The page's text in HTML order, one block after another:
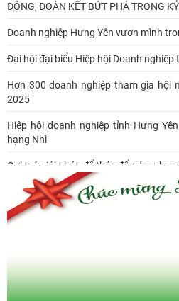
ĐỘNG, ĐOÀN KẾT BỨT PHÁ TRONG
Doanh nghiệp Hưng Yên vươn mình
Đại hội đại biểu Hiệp hội Doanh nghiệp
Hơn 300 doanh nghiệp tham gia hội
2025
Hiệp hội doanh nghiệp tỉnh Hưng
hạng Nhì
Gợi mở giải pháp để thúc đẩy doanh
Ông Đỗ Văn Vẻ là Chủ tịch Hiệp hội
Hiệp hội doanh nghiệp tỉnh Hưng Yên: